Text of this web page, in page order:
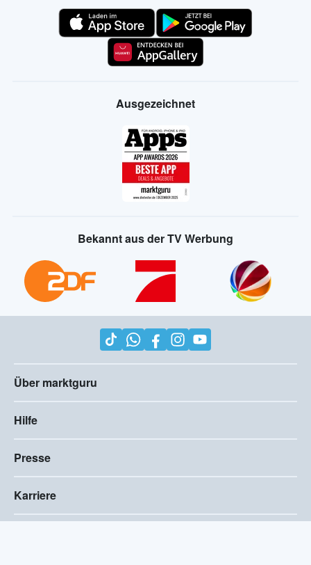
Ausgezeichnet
Bekannt aus der TV Werbung
Über marktguru
Hilfe
Presse
Karriere